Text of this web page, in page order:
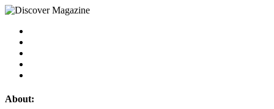
About: